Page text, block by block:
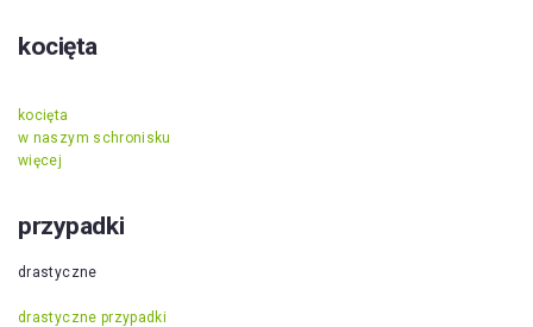
kocięta
kocięta
w naszym schronisku
więcej
przypadki
drastyczne
drastyczne przypadki